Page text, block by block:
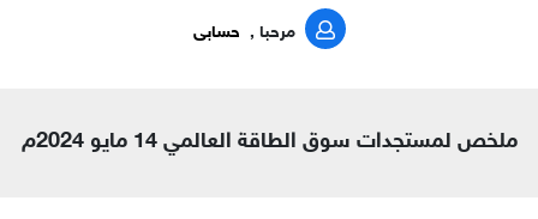
مرحبا , حسابى
ملخص لمستجدات سوق الطاقة العالمي 14 مايو 2024م